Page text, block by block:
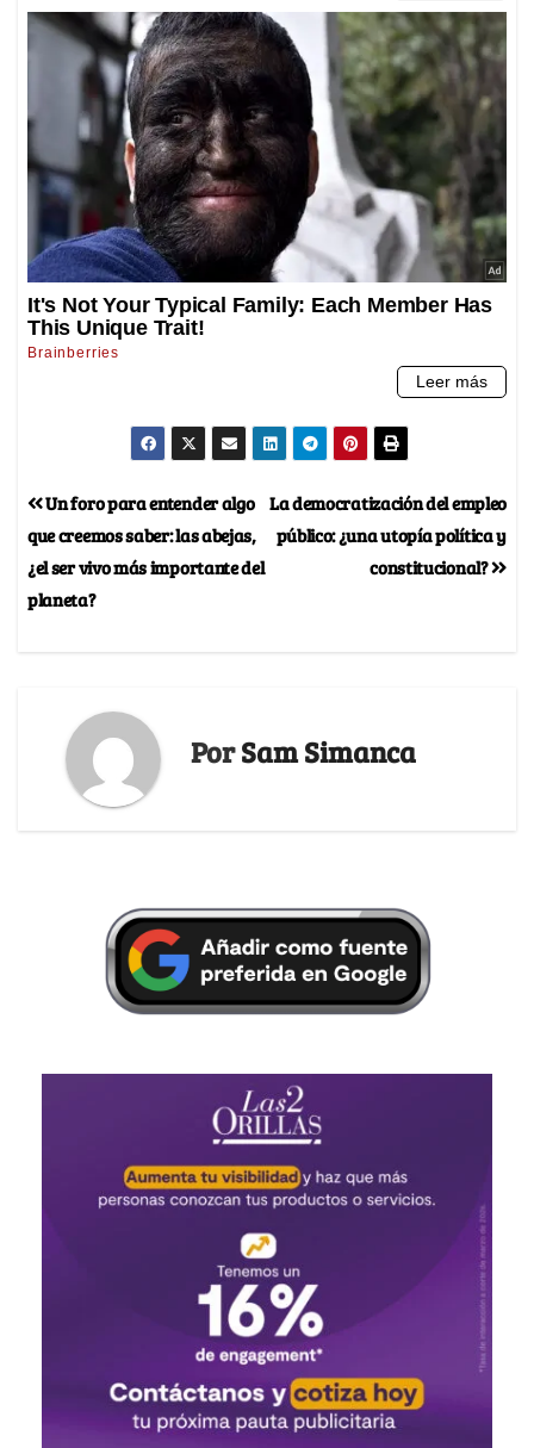
La democratización del empleo
público: ¿una utopía política y
constitucional?
Un foro para entender algo
que creemos saber: las abejas,
¿el ser vivo más importante del
planeta?
PorSam Simanca